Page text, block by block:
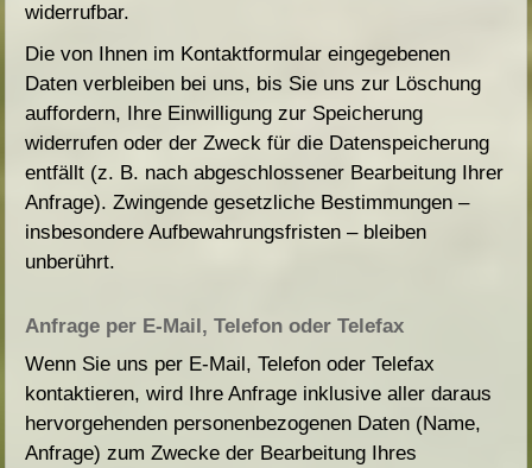
widerrufbar.
Die von Ihnen im Kontaktformular eingegebenen
Daten verbleiben bei uns, bis Sie uns zur Löschung
auffordern, Ihre Einwilligung zur Speicherung
widerrufen oder der Zweck für die Datenspeicherung
entfällt (z. B. nach abgeschlossener Bearbeitung Ihrer
Anfrage). Zwingende gesetzliche Bestimmungen –
insbesondere Aufbewahrungsfristen – bleiben
unberührt.
Anfrage per E-Mail, Telefon oder Telefax
Wenn Sie uns per E-Mail, Telefon oder Telefax
kontaktieren, wird Ihre Anfrage inklusive aller daraus
hervorgehenden personenbezogenen Daten (Name,
Anfrage) zum Zwecke der Bearbeitung Ihres